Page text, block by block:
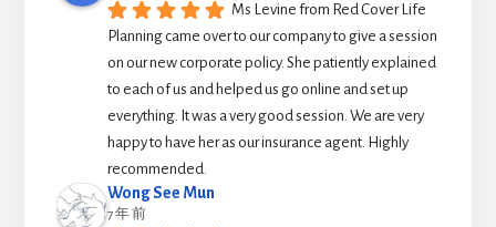
Ms Levine from Red Cover Life
Planning came over to our company to give a session
on our new corporate policy. She patiently explained
to each of us and helped us go online and set up
everything. It was a very good session. We are very
happy to have her as our insurance agent. Highly
recommended.
Wong See Mun
7 年 前